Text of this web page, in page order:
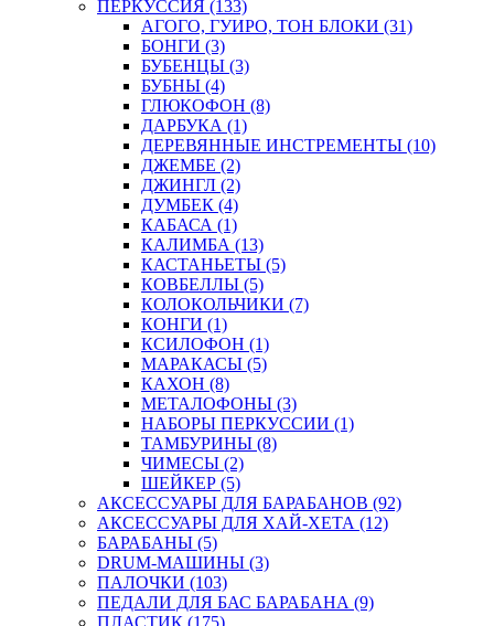
ПЕРКУССИЯ (133)
АГОГО, ГУИРО, ТОН БЛОКИ (31)
БОНГИ (3)
БУБЕНЦЫ (3)
БУБНЫ (4)
ГЛЮКОФОН (8)
ДАРБУКА (1)
ДЕРЕВЯННЫЕ ИНСТРЕМЕНТЫ (10)
ДЖЕМБЕ (2)
ДЖИНГЛ (2)
ДУМБЕК (4)
КАБАСА (1)
КАЛИМБА (13)
КАСТАНЬЕТЫ (5)
КОВБЕЛЛЫ (5)
КОЛОКОЛЬЧИКИ (7)
КОНГИ (1)
КСИЛОФОН (1)
МАРАКАСЫ (5)
КАХОН (8)
МЕТАЛОФОНЫ (3)
НАБОРЫ ПЕРКУССИИ (1)
ТАМБУРИНЫ (8)
ЧИМЕСЫ (2)
ШЕЙКЕР (5)
АКСЕССУАРЫ ДЛЯ БАРАБАНОВ (92)
АКСЕССУАРЫ ДЛЯ ХАЙ-ХЕТА (12)
БАРАБАНЫ (5)
DRUM-МАШИНЫ (3)
ПАЛОЧКИ (103)
ПЕДАЛИ ДЛЯ БАС БАРАБАНА (9)
ПЛАСТИК (175)